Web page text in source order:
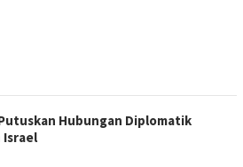
Hubungan Diplomatik
Israel